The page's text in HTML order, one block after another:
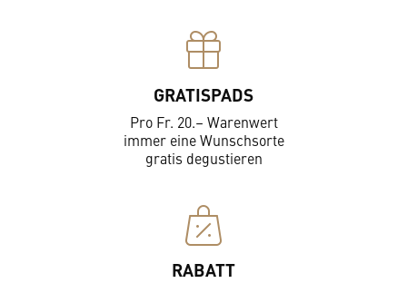
GRATISPADS
Pro Fr. 20.– Warenwert
immer eine Wunschsorte
gratis degustieren
RABATT